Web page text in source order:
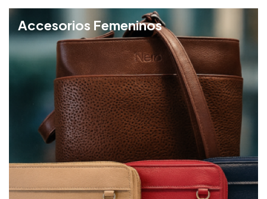
Accesorios Femeninos